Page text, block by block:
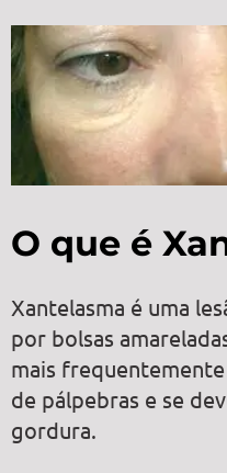
O que é
Xantelasma é uma
por bolsas
mais
de pálpebras e se
gordura.